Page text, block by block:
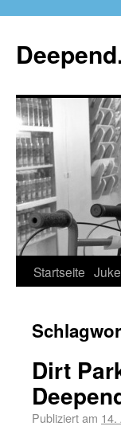
Startseite
Dirt
Publiziert am 14.